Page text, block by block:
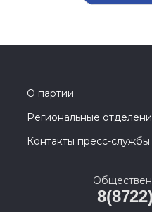
О партии
Региональные
Контакты пресс-службы